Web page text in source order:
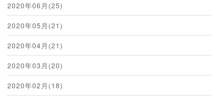
2020年06月(25)
2020年05月(21)
2020年04月(21)
2020年03月(20)
2020年02月(18)